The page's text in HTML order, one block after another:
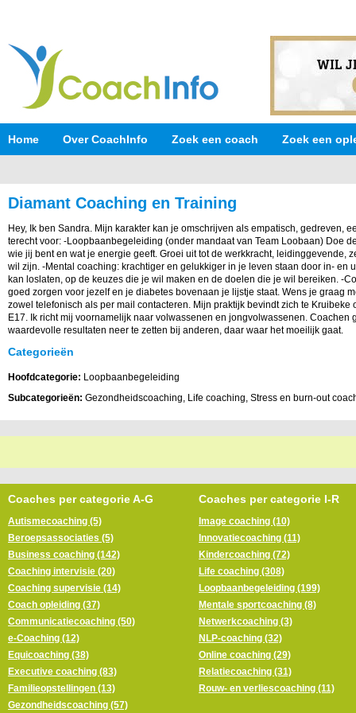
Home Over CoachInfo Zoek een coach Zoek een
Diamant Coaching en Training
Hey, Ik ben Sandra. Mijn karakter kan je omschrijven als empatisch, gedreven,
terecht voor: -Loopbaanbegeleiding (onder mandaat van Team Loobaan) Doe
wie jij bent en wat je energie geeft. Groei uit tot de werkkracht, leidinggevende,
wil zijn. -Mental coaching: krachtiger en gelukkiger in je leven staan door in- en
kan loslaten, op de keuzes die je wil maken en de doelen die je wil bereiken. -
goed zorgen voor jezelf en je diabetes bovenaan je lijstje staat. Wens je graag
zowel telefonisch als per mail contacteren. Mijn praktijk bevindt zich te Kruibeke
E17. Ik richt mij voornamelijk naar volwassenen en jongvolwassenen. Coachen
waardevolle resultaten neer te zetten bij anderen, daar waar het moeilijk gaat.
Categorieën
Hoofdcategorie: Loopbaanbegeleiding
Subcategorieën: Gezondheidscoaching, Life coaching, Stress en burn-out
Coaches per categorie A-G
Autismecoaching (5)
Beroepsassociaties (5)
Business coaching (142)
Coaching intervisie (20)
Coaching supervisie (14)
Coach opleiding (37)
Communicatiecoaching (50)
e-Coaching (12)
Equicoaching (38)
Executive coaching (83)
Familieopstellingen (13)
Gezondheidscoaching (57)
Coaches per categorie I-R
Image coaching (10)
Innovatiecoaching (11)
Kindercoaching (72)
Life coaching (308)
Loopbaanbegeleiding (199)
Mentale sportcoaching (8)
Netwerkcoaching (3)
NLP-coaching (32)
Online coaching (29)
Relatiecoaching (31)
Rouw- en verliescoaching (11)